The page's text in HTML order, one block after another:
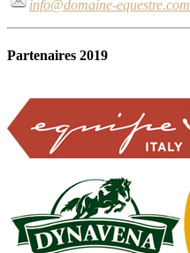
info@domaine-equestre.com
Partenaires 2019